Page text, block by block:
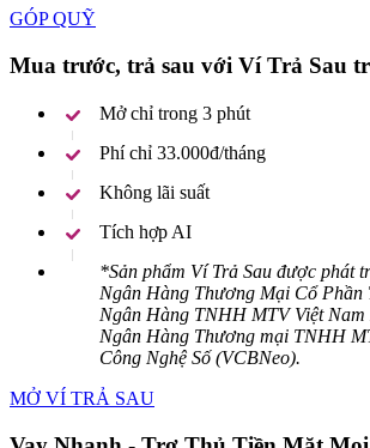
GÓP QUỸ
Mua trước, trả sau với Ví Trả Sau
Mở chỉ trong 3 phút
Phí chỉ 33.000đ/tháng
Không lãi suất
Tích hợp AI
*Sản phẩm Ví Trả Sau được phát
Ngân Hàng Thương Mại Cổ Phần
Ngân Hàng TNHH MTV Việt
Ngân Hàng Thương mại TNHH
Công Nghệ Số (VCBNeo).
MỞ VÍ TRẢ SAU